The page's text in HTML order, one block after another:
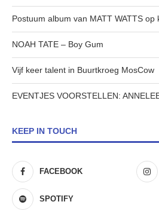
Postuum album van MATT WATTS op
NOAH TATE – Boy Gum
Vijf keer talent in Buurtkroeg MosCow
EVENTJES VOORSTELLEN:
KEEP IN TOUCH
FACEBOOK
SPOTIFY